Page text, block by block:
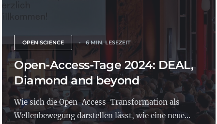
OPEN SCIENCE 6 MIN. LESEZEIT
Open-Access-Tage 2024: DEAL,
Diamond and beyond
Wie sich die Open-Access-Transformation als
Wellenbewegung darstellen lässt, wie eine neue...